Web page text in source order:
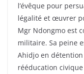
l’évêque pour
légalité et œuvrer
Mgr Ndongmo est
militaire. Sa peine
Ahidjo en
rééducation